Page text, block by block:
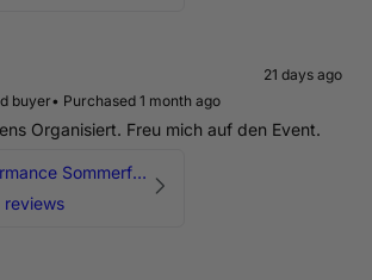
21 days ago
buyer• Purchased 1 month ago
Organisiert. Freu mich auf den Event.
HPerformance Sommerfest 2026
reviews